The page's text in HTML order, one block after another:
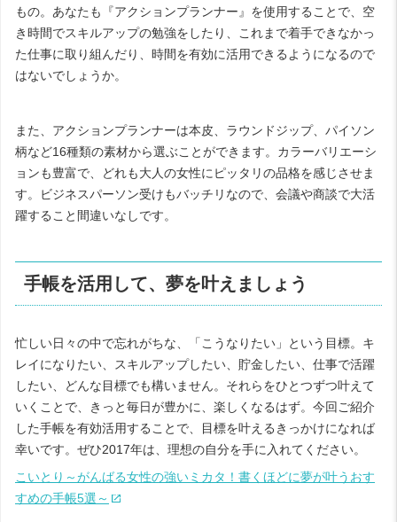
もの。あなたも『アクションプランナー』を使用することで、空
き時間でスキルアップの勉強をしたり、これまで着手できなかっ
た仕事に取り組んだり、時間を有効に活用できるようになるので
はないでしょうか。
また、アクションプランナーは本皮、ラウンドジップ、パイソン
柄など16種類の素材から選ぶことができます。カラーバリエーシ
ョンも豊富で、どれも大人の女性にピッタリの品格を感じさせま
す。ビジネスパーソン受けもバッチリなので、会議や商談で大活
躍すること間違いなしです。
手帳を活用して、夢を叶えましょう
忙しい日々の中で忘れがちな、「こうなりたい」という目標。キ
レイになりたい、スキルアップしたい、貯金したい、仕事で活躍
したい、どんな目標でも構いません。それらをひとつずつ叶えて
いくことで、きっと毎日が豊かに、楽しくなるはず。今回ご紹介
した手帳を有効活用することで、目標を叶えるきっかけになれば
幸いです。ぜひ2017年は、理想の自分を手に入れてください。
こいとり～がんばる女性の強いミカタ！書くほどに夢が叶うおす
すめの手帳5選～